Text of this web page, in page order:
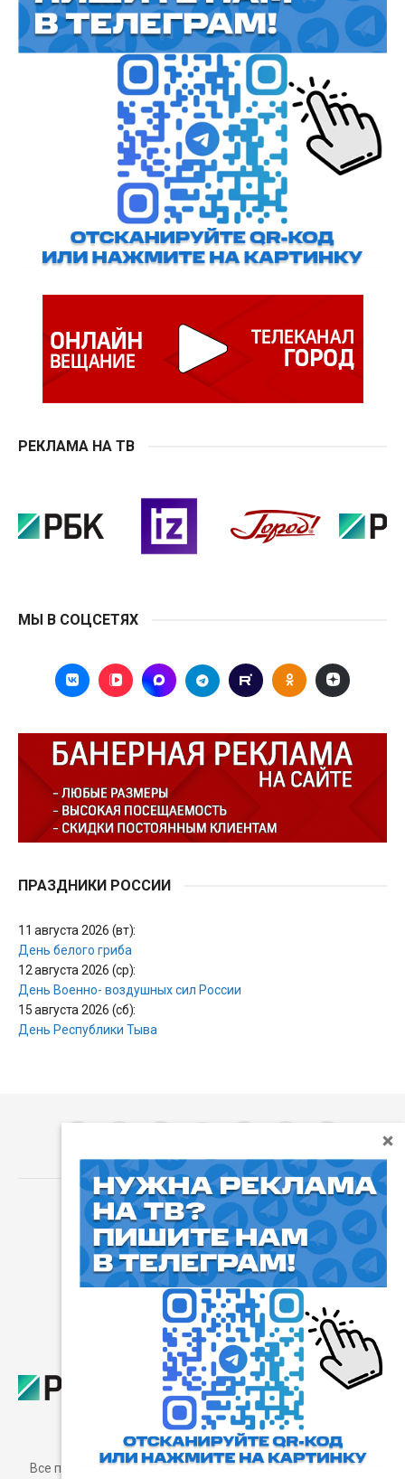
РЕКЛАМА НА ТВ
МЫ В СОЦСЕТЯХ
ПРАЗДНИКИ РОССИИ
11 августа 2026 (вт):
День белого гриба
12 августа 2026 (ср):
День Военно- воздушных сил России
15 августа 2026 (сб):
День Республики Тыва
Пользовательское соглашение
Все права защищены. Любое использование материалов